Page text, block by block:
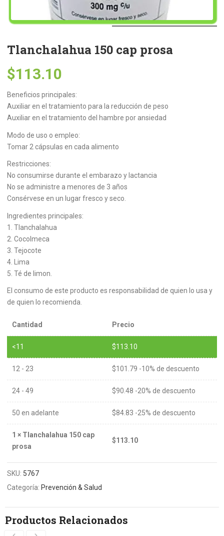
Tlanchalahua 150 cap prosa
$113.10
Beneficios principales:
Auxiliar en el tratamiento para la reducción de peso
Auxiliar en el tratamiento del hambre por ansiedad
Modo de uso o empleo:
Tomar 2 cápsulas en cada alimento
Restricciones:
No consumirse durante el embarazo y lactancia
No se administre a menores de 3 años
Consérvese en un lugar fresco y seco.
Ingredientes principales:
1. Tlanchalahua
2. Cocolmeca
3. Tejocote
4. Lima
5. Té de limon.
El consumo de este producto es responsabilidad de quien lo usa y
de quien lo recomienda.
Cantidad Precio
<11 $113.10
12 - 23 $101.79 -10% de descuento
24 - 49 $90.48 -20% de descuento
50 en adelante $84.83 -25% de descuento
1 × Tlanchalahua 150 cap
prosa
$113.10
SKU: 5767
Categoría:Prevención & Salud
Productos Relacionados